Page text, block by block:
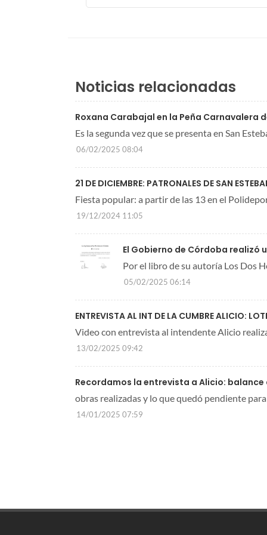
Noticias relacionadas
Roxana Carabajal en la Peña Carnavalera
Es la segunda vez que se presenta en San
06/02/2025 08:04
21 DE DICIEMBRE: PATRONALES DE SAN
Fiesta popular: a partir de las 13 en el
19/12/2024 11:05
El Gobierno de Córdoba realizó
Por el libro de su autoría Los Dos
05/02/2025 06:14
ENTREVISTA AL INT DE LA CUMBRE ALICIO:
Video con entrevista al intendente Alicio
13/02/2025 09:42
Recordamos la entrevista a Alicio: balance
obras realizadas y lo que quedó pendiente
14/01/2025 07:59